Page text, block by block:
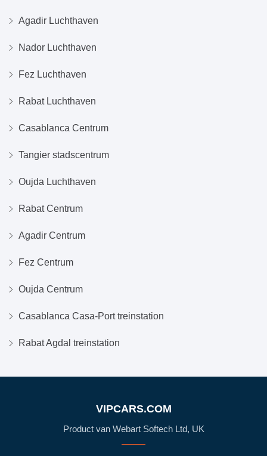
Agadir Luchthaven
Nador Luchthaven
Fez Luchthaven
Rabat Luchthaven
Casablanca Centrum
Tangier stadscentrum
Oujda Luchthaven
Rabat Centrum
Agadir Centrum
Fez Centrum
Oujda Centrum
Casablanca Casa-Port treinstation
Rabat Agdal treinstation
VIPCARS.COM
Product van Webart Softech Ltd, UK